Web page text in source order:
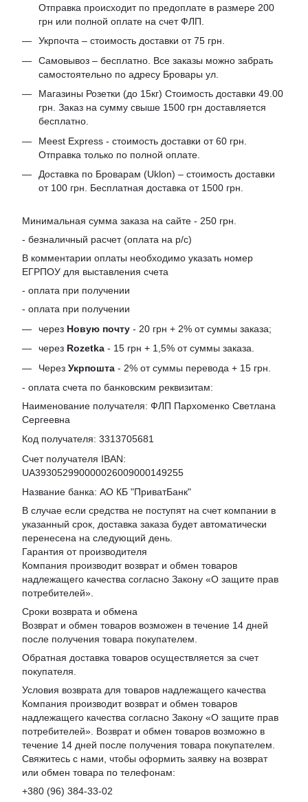
Отправка происходит по предоплате в размере 200
грн или полной оплате на счет ФЛП.
Укрпочта – стоимость доставки от 75 грн.
Самовывоз – бесплатно. Все заказы можно забрать
самостоятельно по адресу Бровары ул.
Магазины Розетки (до 15кг) Стоимость доставки 49.00
грн. Заказ на сумму свыше 1500 грн доставляется
бесплатно.
Meest Express - стоимость доставки от 60 грн.
Отправка только по полной оплате.
Доставка по Броварам (Uklon) – стоимость доставки
от 100 грн. Бесплатная доставка от 1500 грн.
Минимальная сумма заказа на сайте - 250 грн.
- безналичный расчет (оплата на р/с)
В комментарии оплаты необходимо указать номер
ЕГРПОУ для выставления счета
- оплата при получении
- оплата при получении
через Новую почту - 20 грн + 2% от суммы заказа;
через Rozetka - 15 грн + 1,5% от суммы заказа.
Через Укрпошта - 2% от суммы перевода + 15 грн.
- оплата счета по банковским реквизитам:
Наименование получателя: ФЛП Пархоменко Светлана
Сергеевна
Код получателя: 3313705681
Счет получателя IBAN:
UA393052990000026009000149255
Название банка: АО КБ "ПриватБанк"
В случае если средства не поступят на счет компании в
указанный срок, доставка заказа будет автоматически
перенесена на следующий день.
Гарантия от производителя
Компания производит возврат и обмен товаров
надлежащего качества согласно Закону «О защите прав
потребителей».
Сроки возврата и обмена
Возврат и обмен товаров возможен в течение 14 дней
после получения товара покупателем.
Обратная доставка товаров осуществляется за счет
покупателя.
Условия возврата для товаров надлежащего качества
Компания производит возврат и обмен товаров
надлежащего качества согласно Закону «О защите прав
потребителей». Возврат и обмен товаров возможно в
течение 14 дней после получения товара покупателем.
Свяжитесь с нами, чтобы оформить заявку на возврат
или обмен товара по телефонам:
+380 (96) 384-33-02